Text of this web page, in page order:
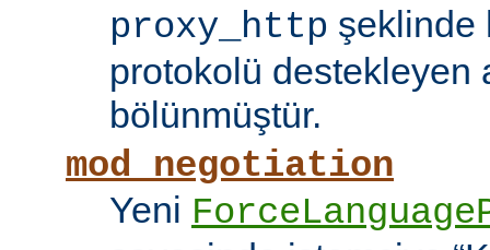
proxy_http şeklinde
protokolü destekleyen
bölünmüştür.
mod_negotiation
Yeni